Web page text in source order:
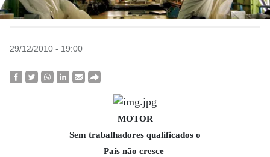
29/12/2010 - 19:00
MOTOR
Sem trabalhadores qualificados o
País não cresce